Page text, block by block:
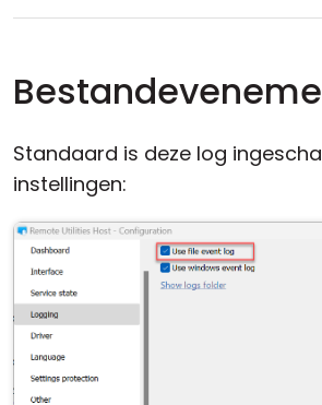
Standaard is deze log
instellingen: